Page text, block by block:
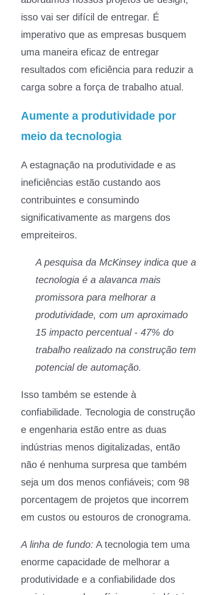
isso vai ser difícil de entregar. É
imperativo que as empresas busquem
uma maneira eficaz de entregar
resultados com eficiência para reduzir a
carga sobre a força de trabalho atual.
Aumente a produtividade por
meio da tecnologia
A estagnação na produtividade e as
ineficiências estão custando aos
contribuintes e consumindo
significativamente as margens dos
empreiteiros.
A pesquisa da McKinsey indica que a
tecnologia é a alavanca mais
promissora para melhorar a
produtividade, com um aproximado
15 impacto percentual - 47% do
trabalho realizado na construção tem
potencial de automação.
Isso também se estende à
confiabilidade. Tecnologia de construção
e engenharia estão entre as duas
indústrias menos digitalizadas, então
não é nenhuma surpresa que também
seja um dos menos confiáveis; com 98
porcentagem de projetos que incorrem
em custos ou estouros de cronograma.
A linha de fundo: A tecnologia tem uma
enorme capacidade de melhorar a
produtividade e a confiabilidade dos